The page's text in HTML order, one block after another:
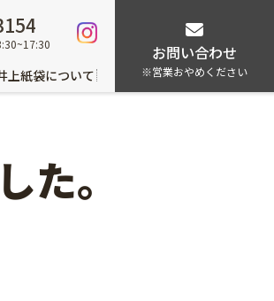
お問い合わせ
※営業おやめください
上紙袋について
た。